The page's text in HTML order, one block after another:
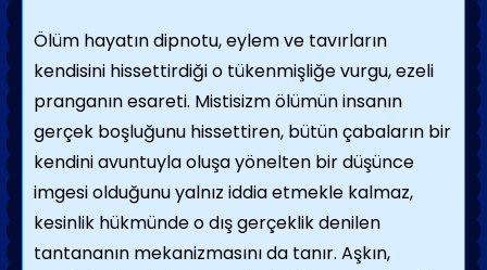
Ölüm hayatın dipnotu, eylem ve tavırların
kendisini hissettirdiği o tükenmişliğe vurgu, ezeli
pranganın esareti. Mistisizm ölümün insanın
gerçek boşluğunu hissettiren, bütün çabaların bir
kendini avuntuyla oluşa yönelten bir düşünce
imgesi olduğunu yalnız iddia etmekle kalmaz,
kesinlik hükmünde o dış gerçeklik denilen
tantananın mekanizmasını da tanır. Aşkın,